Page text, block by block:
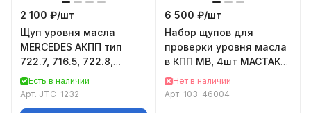
2 100 ₽/шт
Щуп уровня масла
MERCEDES АКПП тип
722.7, 716.5, 722.8,
920мм JTC-1232
Есть в наличии
Арт. JTC-1232
6 500 ₽/шт
Набор щупов для
проверки уровня масла
в КПП MB, 4шт МАСТАК
103-46004
Нет в наличии
Арт. 103-46004